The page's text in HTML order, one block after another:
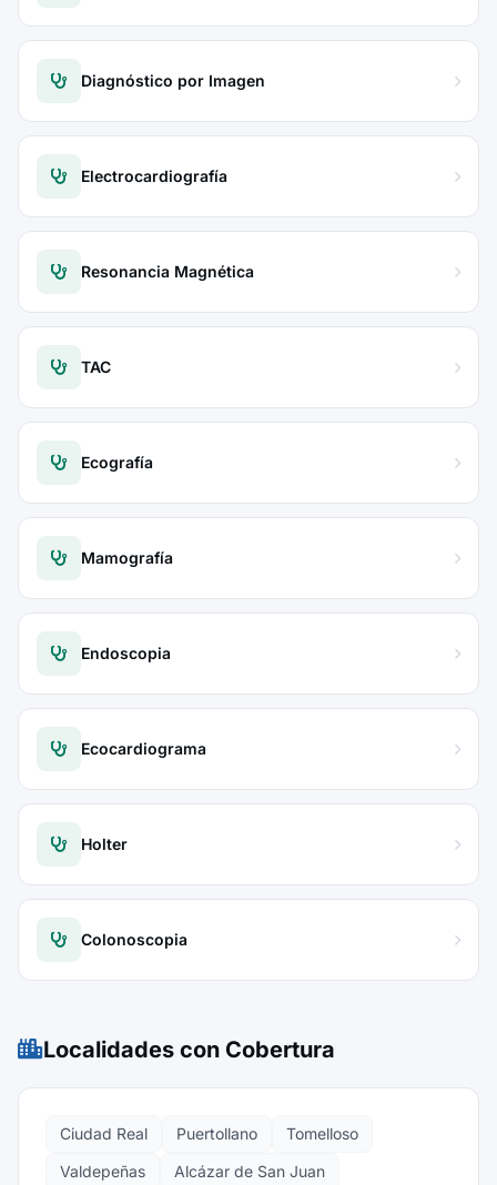
Diagnóstico por Imagen
Electrocardiografía
Resonancia Magnética
TAC
Ecografía
Mamografía
Endoscopia
Ecocardiograma
Holter
Colonoscopia
Localidades con Cobertura
Ciudad Real Puertollano
Tomelloso
Valdepeñas
Alcázar de San Juan